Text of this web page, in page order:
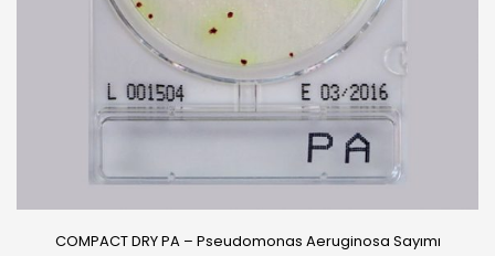
COMPACT DRY PA – Pseudomonas Aeruginosa Sayımı